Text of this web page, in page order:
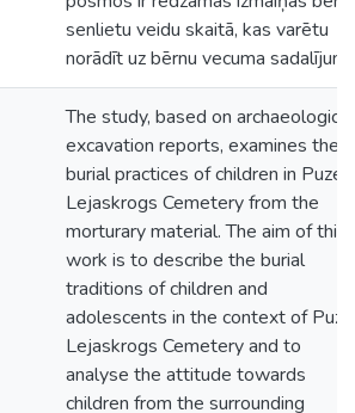
senlietu veidu skaitā, kas varētu
norādīt uz bērnu vecuma
The study, based on archaeological
excavation reports, examines the
burial practices of children in Puzes
Lejaskrogs Cemetery from the
morturary material. The aim of this
work is to describe the burial
traditions of children and
adolescents in the context of
Lejaskrogs Cemetery and to
analyse the attitude towards
children from the surrounding